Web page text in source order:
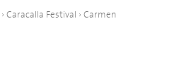
› Caracalla Festival › Carmen